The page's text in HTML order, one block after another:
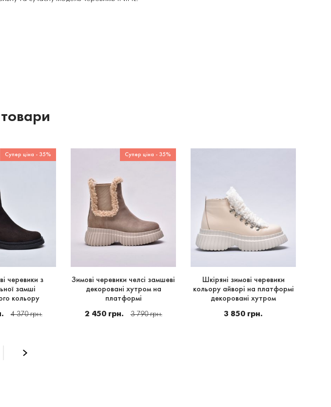
Супер ціна - 35%
черевики з
замші
кольору
4 370 грн.
Супер ціна - 35%
Зимові черевики челсі замшеві
декоровані хутром на
платформі
2 450 грн. 3 790 грн.
Шкіряні зимові черевики
кольору айворі на платформі
декоровані хутром
3 850 грн.